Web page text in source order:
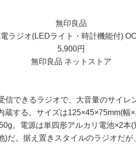
無印良品
ラジオ(LEDライト・時計機能付)
5,900円
無印良品 ネットストア
できるラジオで、大音量のサイレ
する。サイズは125×45×75mm(幅×
。電源は単四形アルカリ電池×2本(
)だ。据え置きスタイルのラジオだが